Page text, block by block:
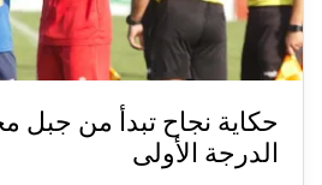
حكاية نجاح تبدأ من
الدرجة الأولى